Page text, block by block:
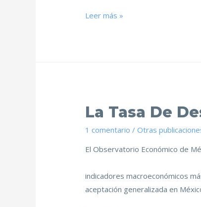
Leer más »
La Tasa De
1 comentario /Otras
El Observatorio Económico de
Por Jonathan
indicadores macroeconómicos
aceptación generalizada en